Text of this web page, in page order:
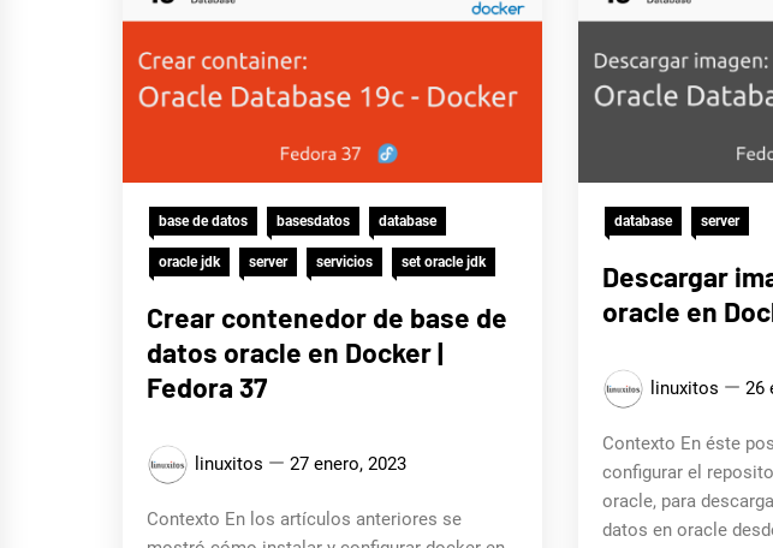
base de datos basesdatos database
oracle jdk server servicios set oracle jdk
Crear contenedor de base de
datos oracle en Docker |
Fedora 37
linuxitos 27 enero, 2023
Contexto En los artículos anteriores se
database server
Descargar
oracle en
linuxitos 26
Contexto En éste
configurar el
oracle, para
datos en oracle